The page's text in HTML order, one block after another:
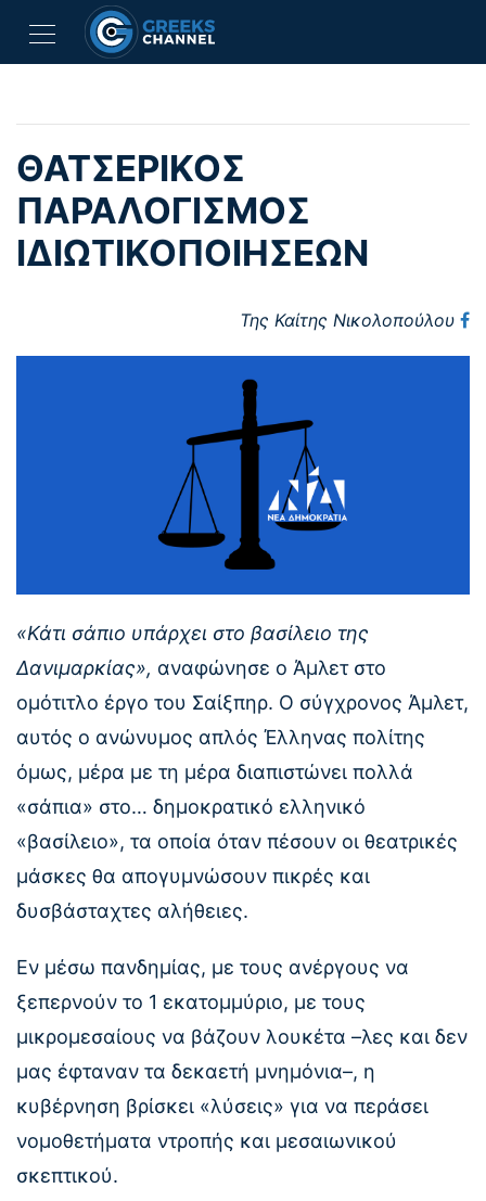
ΘΑΤΣΕΡΙΚΟΣ
ΠΑΡΑΛΟΓΙΣΜΟΣ
ΙΔΙΩΤΙΚΟΠΟΙΗΣΕΩΝ
Της Καίτης Νικολοπούλου
«Κάτι σάπιο υπάρχει στο βασίλειο της
Δανιμαρκίας», αναφώνησε ο Άμλετ στο
ομότιτλο έργο του Σαίξπηρ. Ο σύγχρονος Άμλετ,
αυτός ο ανώνυμος απλός Έλληνας πολίτης
όμως, μέρα με τη μέρα διαπιστώνει πολλά
«σάπια» στο… δημοκρατικό ελληνικό
«βασίλειο», τα οποία όταν πέσουν οι θεατρικές
μάσκες θα απογυμνώσουν πικρές και
δυσβάσταχτες αλήθειες.
Εν μέσω πανδημίας, με τους ανέργους να
ξεπερνούν το 1 εκατομμύριο, με τους
μικρομεσαίους να βάζουν λουκέτα –λες και δεν
μας έφταναν τα δεκαετή μνημόνια–, η
κυβέρνηση βρίσκει «λύσεις» για να περάσει
νομοθετήματα ντροπής και μεσαιωνικού
σκεπτικού.